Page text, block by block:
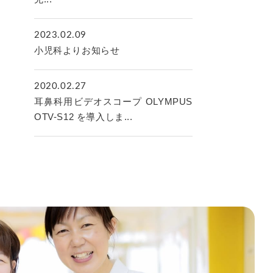
2023.02.09
小児科よりお知らせ
2020.02.27
耳鼻科用ビデオスコープ OLYMPUS
OTV-S12 を導入しま...